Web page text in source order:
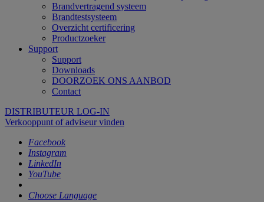
Brandvertragend systeem
Brandtestsysteem
Overzicht certificering
Productzoeker
Support
Support
Downloads
DOORZOEK ONS AANBOD
Contact
DISTRIBUTEUR LOG-IN
Verkooppunt of adviseur vinden
Facebook
Instagram
LinkedIn
YouTube
Choose Language